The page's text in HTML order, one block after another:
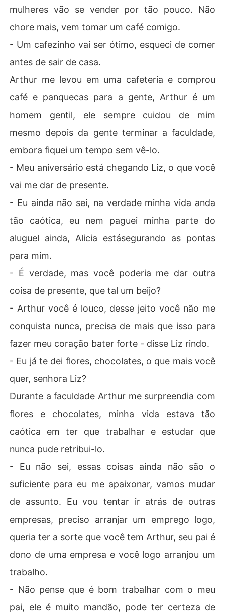
mulheres vão se vender por tão pouco. Não
chore mais, vem tomar um café comigo.
- Um cafezinho vai ser ótimo, esqueci de comer
antes de sair de casa.
Arthur me levou em uma cafeteria e comprou
café e panquecas para a gente, Arthur é um
homem gentil, ele sempre cuidou de mim
mesmo depois da gente terminar a faculdade,
embora fiquei um tempo sem vê-lo.
- Meu aniversário está chegando Liz, o que você
vai me dar de presente.
- Eu ainda não sei, na verdade minha vida anda
tão caótica, eu nem paguei minha parte do
aluguel ainda, Alicia estásegurando as pontas
para mim.
- É verdade, mas você poderia me dar outra
coisa de presente, que tal um beijo?
- Arthur você é louco, desse jeito você não me
conquista nunca, precisa de mais que isso para
fazer meu coração bater forte - disse Liz rindo.
- Eu já te dei flores, chocolates, o que mais você
quer, senhora Liz?
Durante a faculdade Arthur me surpreendia com
flores e chocolates, minha vida estava tão
caótica em ter que trabalhar e estudar que
nunca pude retribui-lo.
- Eu não sei, essas coisas ainda não são o
suficiente para eu me apaixonar, vamos mudar
de assunto. Eu vou tentar ir atrás de outras
empresas, preciso arranjar um emprego logo,
queria ter a sorte que você tem Arthur, seu pai é
dono de uma empresa e você logo arranjou um
trabalho.
- Não pense que é bom trabalhar com o meu
pai, ele é muito mandão, pode ter certeza de